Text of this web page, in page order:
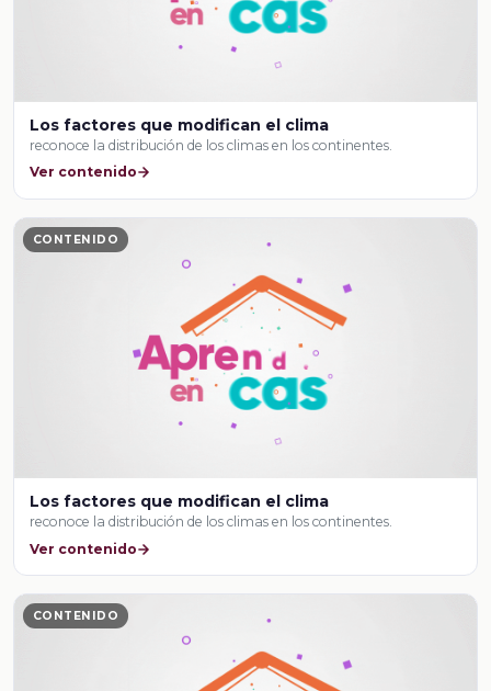
Los factores que modifican el clima
reconoce la distribución de los climas en los continentes.
Ver contenido
CONTENIDO
Los factores que modifican el clima
reconoce la distribución de los climas en los continentes.
Ver contenido
CONTENIDO